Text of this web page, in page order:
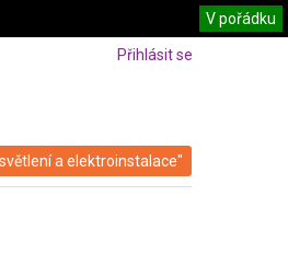
Přihlásit se
a elektroinstalace"
V pořádku